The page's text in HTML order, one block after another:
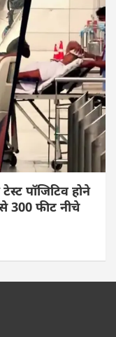
पॉजिटिव होने
300 फीट नीचे